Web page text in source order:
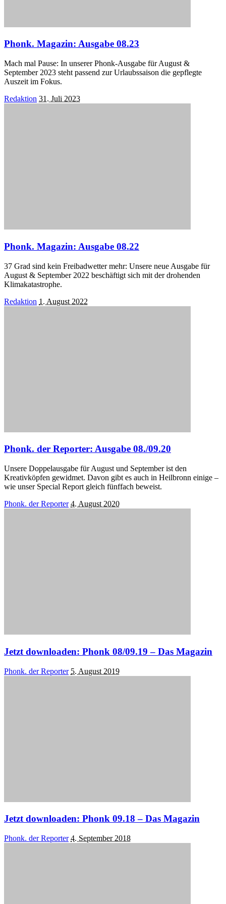
Phonk. Magazin: Ausgabe 08.23
Mach mal Pause: In unserer Phonk-Ausgabe für August &
September 2023 steht passend zur Urlaubssaison die gepflegte
Auszeit im Fokus.
Posted
Redaktion 31. Juli 2023
Phonk. Magazin: Ausgabe 08.22
37 Grad sind kein Freibadwetter mehr: Unsere neue Ausgabe für
August & September 2022 beschäftigt sich mit der drohenden
Klimakatastrophe.
Posted
Redaktion 1. August 2022
Phonk. der Reporter: Ausgabe 08./09.20
Unsere Doppelausgabe für August und September ist den
Kreativköpfen gewidmet. Davon gibt es auch in Heilbronn einige –
wie unser Special Report gleich fünffach beweist.
Posted
Phonk. der Reporter 4. August 2020
Jetzt downloaden: Phonk 08/09.19 – Das Magazin
Posted
Phonk. der Reporter 5. August 2019
Jetzt downloaden: Phonk 09.18 – Das Magazin
Posted
Phonk. der Reporter 4. September 2018